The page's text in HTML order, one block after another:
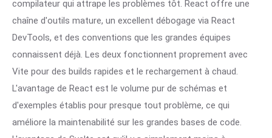
compilateur qui attrape les problèmes tôt. React offre une
chaîne d'outils mature, un excellent débogage via React
DevTools, et des conventions que les grandes équipes
connaissent déjà. Les deux fonctionnent proprement avec
Vite pour des builds rapides et le rechargement à chaud.
L'avantage de React est le volume pur de schémas et
d'exemples établis pour presque tout problème, ce qui
améliore la maintenabilité sur les grandes bases de code.